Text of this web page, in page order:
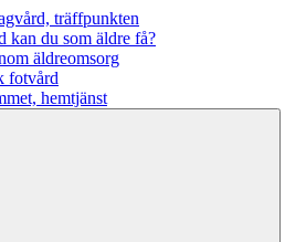
träffpunkten
kan du som äldre få?
äldreomsorg
fotvård
hemtjänst